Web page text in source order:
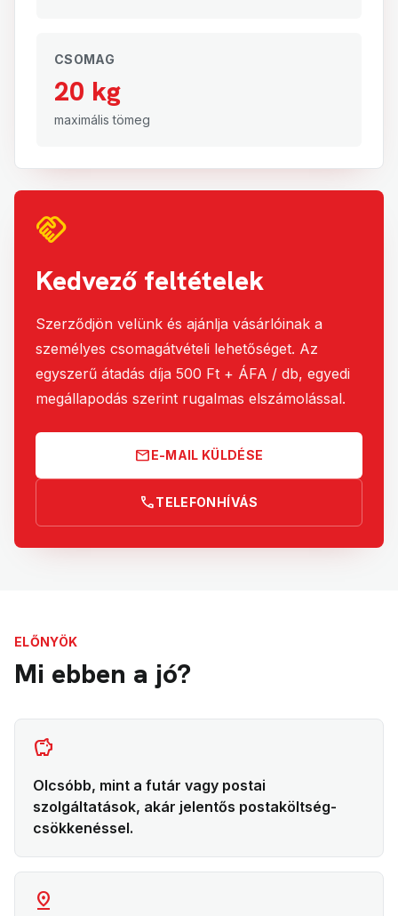
CSOMAG
20 kg
maximális tömeg
handshake
Kedvező feltételek
Szerződjön velünk és ajánlja vásárlóinak a
személyes csomagátvételi lehetőséget. Az
egyszerű átadás díja 500 Ft + ÁFA / db, egyedi
megállapodás szerint rugalmas elszámolással.
mailE-MAIL KÜLDÉSE
callTELEFONHÍVÁS
ELŐNYÖK
Mi ebben a jó?
savings
Olcsóbb, mint a futár vagy postai
szolgáltatások, akár jelentős postaköltség-
csökkenéssel.
pin_drop